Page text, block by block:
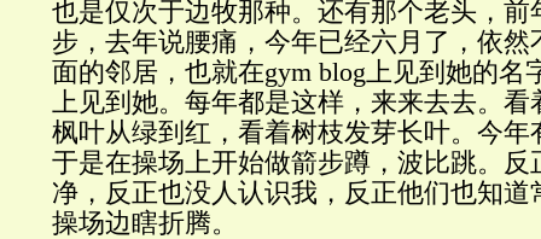
也是仅次于边牧那种。还有那个老头，前
步，去年说腰痛，今年已经六月了，依然
面的邻居，也就在gym blog上见到她的名
上见到她。每年都是这样，来来去去。看
枫叶从绿到红，看着树枝发芽长叶。今年
于是在操场上开始做箭步蹲，波比跳。反
净，反正也没人认识我，反正他们也知道
操场边瞎折腾。